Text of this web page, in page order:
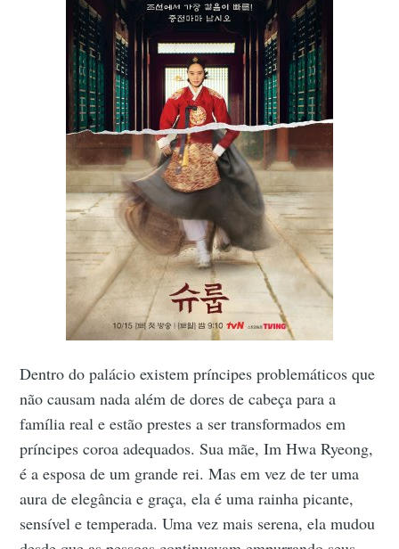
Dentro do palácio existem príncipes problemáticos que
não causam nada além de dores de cabeça para a
família real e estão prestes a ser transformados em
príncipes coroa adequados. Sua mãe, Im Hwa Ryeong,
é a esposa de um grande rei. Mas em vez de ter uma
aura de elegância e graça, ela é uma rainha picante,
sensível e temperada. Uma vez mais serena, ela mudou